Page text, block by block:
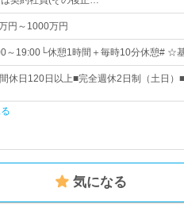
円～1000万円
～19:00└休憩1時間＋毎時10分休憩# ☆
休日120日以上■完全週休2日制（土日
気になる